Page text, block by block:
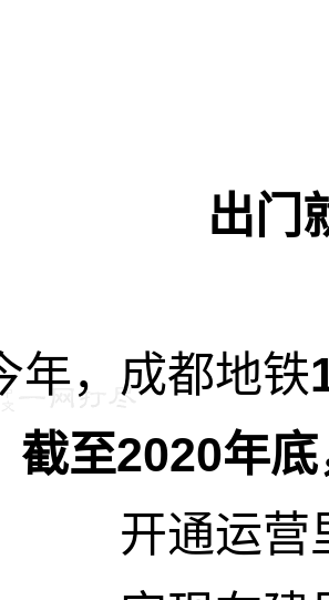
出门
年，成都地铁
截至2020年
开通运营